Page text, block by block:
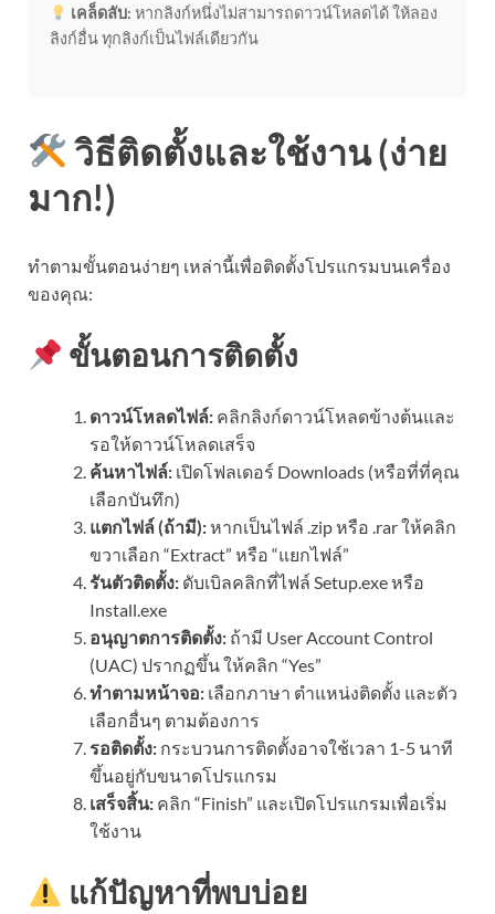
เคล็ดลับ: หากลิงก์หนึ่งไม่สามารถดาวน์โหลดได้ ให้ลอง
ลิงก์อื่น ทุกลิงก์เป็นไฟล์เดียวกัน
วิธีติดตั้งและใช้งาน (ง่าย
มาก!)
ทำตามขั้นตอนง่ายๆ เหล่านี้เพื่อติดตั้งโปรแกรมบนเครื่อง
ของคุณ:
ขั้นตอนการติดตั้ง
ดาวน์โหลดไฟล์: คลิกลิงก์ดาวน์โหลดข้างต้นและ
รอให้ดาวน์โหลดเสร็จ
ค้นหาไฟล์: เปิดโฟลเดอร์ Downloads (หรือที่ที่คุณ
เลือกบันทึก)
แตกไฟล์ (ถ้ามี):หากเป็นไฟล์ .zip หรือ .rar ให้คลิก
ขวาเลือก “Extract” หรือ “แยกไฟล์”
รันตัวติดตั้ง: ดับเบิลคลิกที่ไฟล์ Setup.exe หรือ
Install.exe
อนุญาตการติดตั้ง: ถ้ามี User Account Control
(UAC) ปรากฏขึ้น ให้คลิก “Yes”
ทำตามหน้าจอ: เลือกภาษา ตำแหน่งติดตั้ง และตัว
เลือกอื่นๆ ตามต้องการ
รอติดตั้ง: กระบวนการติดตั้งอาจใช้เวลา 1-5 นาที
ขึ้นอยู่กับขนาดโปรแกรม
เสร็จสิ้น: คลิก “Finish” และเปิดโปรแกรมเพื่อเริ่ม
ใช้งาน
แก้ปัญหาที่พบบ่อย